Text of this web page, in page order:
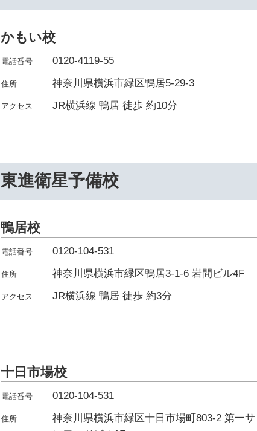
かもい校
0120-4119-55
神奈川県横浜市緑区鴨居5-29-3
JR横浜線 鴨居 徒歩 約10分
東進衛星予備校
鴨居校
0120-104-531
神奈川県横浜市緑区鴨居3-1-6 岩間ビル4F
JR横浜線 鴨居 徒歩 約3分
十日市場校
0120-104-531
神奈川県横浜市緑区十日市場町803-2 第一サ